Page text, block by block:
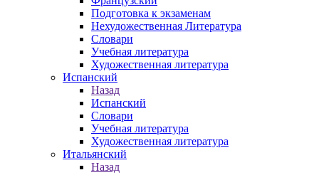
Подготовка к экзаменам
Нехудожественная Литература
Словари
Учебная литература
Художественная литература
Испанский
Назад
Испанский
Словари
Учебная литература
Художественная литература
Итальянский
Назад